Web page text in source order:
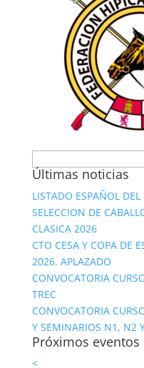
Últimas noticias
LISTADO ESPAÑOL
SELECCION DE
CLASICA 2026
CTO CESA Y COPA DE
2026. APLAZADO
CONVOCATORIA
TREC
CONVOCATORIA
Y SEMINARIOS N1, N2
Próximos eventos
<